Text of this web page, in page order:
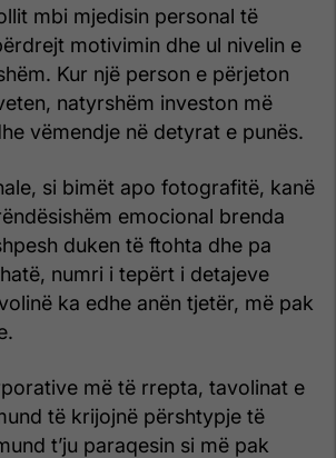
mbi mjedisin personal të
motivimin dhe ul nivelin e
Kur një person e përjeton
natyrshëm investon më
vëmendje në detyrat e punës.
si bimët apo fotografitë, kanë
emocional brenda
duken të ftohta dhe pa
numri i tepërt i detajeve
ka edhe anën tjetër, më pak
më të rrepta, tavolinat e
të krijojnë përshtypje të
t’ju paraqesin si më pak